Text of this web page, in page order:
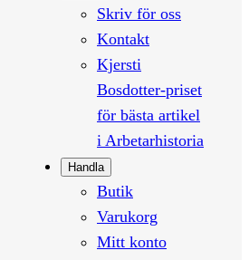
Skriv för oss
Kontakt
Kjersti
Bosdotter-priset
för bästa artikel
i Arbetarhistoria
Handla
Butik
Varukorg
Mitt konto